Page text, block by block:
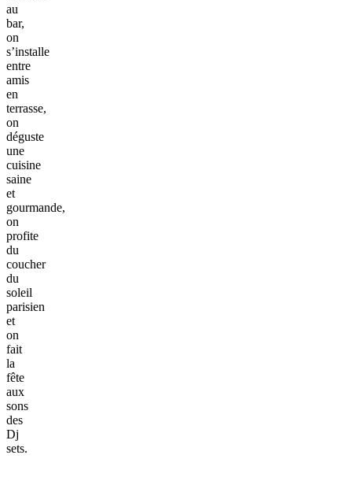
au
bar,
on
s’installe
entre
amis
en
terrasse,
on
déguste
une
cuisine
saine
et
gourmande,
on
profite
du
coucher
du
soleil
parisien
et
on
fait
la
fête
aux
sons
des
Dj
sets.